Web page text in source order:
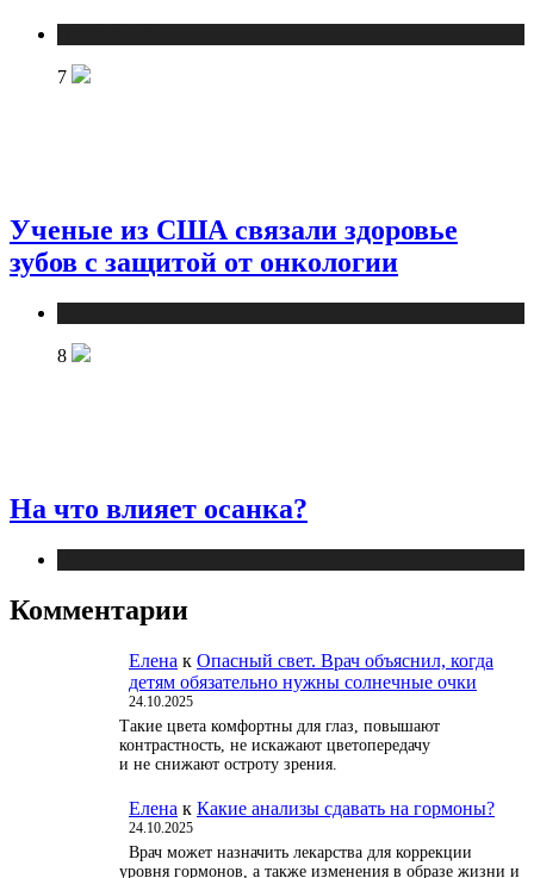
7
Ученые из США связали здоровье
зубов с защитой от онкологии
8
На что влияет осанка?
Комментарии
Елена к Опасный свет. Врач объяснил, когда
детям обязательно нужны солнечные очки
24.10.2025
Такие цвета комфортны для глаз, повышают
контрастность, не искажают цветопередачу
и не снижают остроту зрения.
Елена к Какие анализы сдавать на гормоны?
24.10.2025
Врач может назначить лекарства для коррекции
уровня гормонов, а также изменения в образе жизни и